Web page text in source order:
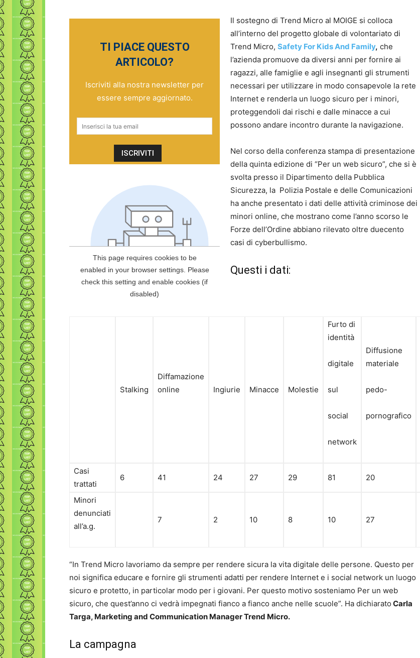
TI PIACE QUESTO
ARTICOLO?
Iscriviti alla nostra newsletter per
essere sempre aggiornato.
Il sostegno di Trend Micro al MOIGE si colloca
all’interno del progetto globale di volontariato di
Trend Micro, Safety For Kids And Family, che
l’azienda promuove da diversi anni per fornire ai
ragazzi, alle famiglie e agli insegnanti gli strumenti
necessari per utilizzare in modo consapevole la rete
Internet e renderla un luogo sicuro per i minori,
proteggendoli dai rischi e dalle minacce a cui
possono andare incontro durante la navigazione.
Nel corso della conferenza stampa di presentazione
della quinta edizione di “Per un web sicuro”, che si è
svolta presso il Dipartimento della Pubblica
Sicurezza, la Polizia Postale e delle Comunicazioni
ha anche presentato i dati delle attività criminose dei
minori online, che mostrano come l’anno scorso le
Forze dell’Ordine abbiano rilevato oltre duecento
casi di cyberbullismo.
Questi i dati:
Stalking
Diffamazione
online
Ingiurie Minacce Molestie
Furto di
identità
digitale
sul
social
network
Diffusione
materiale
pedo-
pornografico
Casi
trattati
6 41 24 27 29 81 20
Minori
denunciati
all’a.g.
7 2 10 8 10 27
“In Trend Micro lavoriamo da sempre per rendere sicura la vita digitale delle persone. Questo per
noi significa educare e fornire gli strumenti adatti per rendere Internet e i social network un luogo
sicuro e protetto, in particolar modo per i giovani. Per questo motivo sosteniamo Per un web
sicuro, che quest’anno ci vedrà impegnati fianco a fianco anche nelle scuole”. Ha dichiarato Carla
Targa, Marketing and Communication Manager Trend Micro.
La campagna